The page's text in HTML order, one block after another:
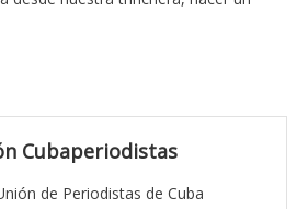
Cubaperiodistas
de Periodistas de Cuba